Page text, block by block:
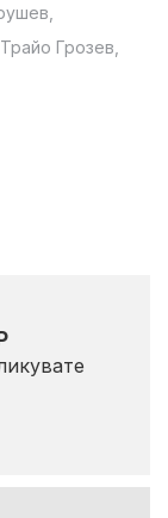
Грозев,